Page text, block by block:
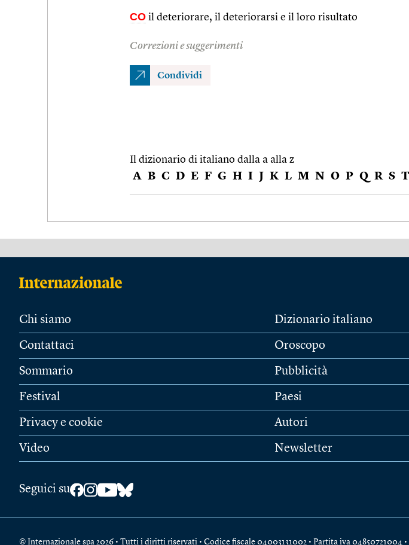
CO il deteriorare, il deteriorarsi e il loro risultato
Correzioni e suggerimenti
Condividi
Il dizionario di italiano dalla a alla z
A B C D E F G H I J K L M N O P Q R S T
Chi siamo
Contattaci
Sommario
Festival
Privacy e cookie
Video
Dizionario italiano
Oroscopo
Pubblicità
Paesi
Autori
Newsletter
Seguici su
© Internazionale spa 2026 • Tutti i diritti riservati • Codice fiscale 04003131002 • Partita iva 04850721004